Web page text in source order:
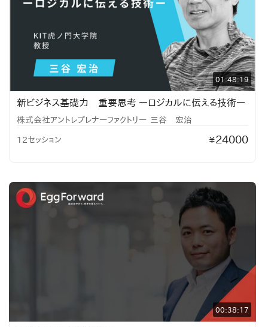
01:48:19
新ビジネス基礎力 重要思考 ーロジカルに伝える技術ー
株式会社アントレプレナーファクトリー 三谷 宏治
12セッション ¥24000
00:38:17